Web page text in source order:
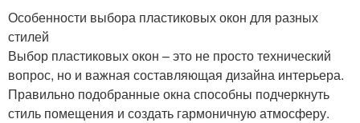
Особенности выбора пластиковых окон для разных
стилей
Выбор пластиковых окон – это не просто технический
вопрос, но и важная составляющая дизайна интерьера.
Правильно подобранные окна способны подчеркнуть
стиль помещения и создать гармоничную атмосферу.